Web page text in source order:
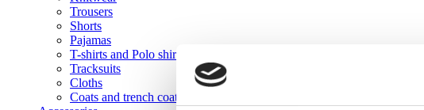
Trousers
Shorts
Pajamas
T-shirts and Polo shirts
Tracksuits
Cloths
Coats and trench coats